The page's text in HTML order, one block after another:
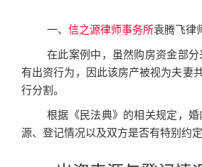
一、 信之源律师事务所袁腾飞律
在此案例中，虽然购房资金部
有出资行为，因此该房产被视为夫妻
行分割。
根据《民法典》的相关规定，
源、登记情况以及双方是否有特别约